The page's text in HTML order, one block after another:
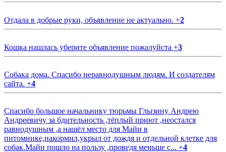
Отдала в добрые руки, объявление не актуально. +2
Кошка нашлась уберите объявление пожалуйста +3
Собака дома. Спасибо неравнодушным людям. И создателям
сайта. +4
Спасибо большое начальнику тюрьмы Глызину Андрею
Андреевичу за бдительность ,тёплый приют ,неостался
равнодушным ,а нашёл место для Майи в
питомнике,накормил,укрыл от дождя и отдельной клетке для
собак.Майи пошло на пользу ,проведя меньше с... +4